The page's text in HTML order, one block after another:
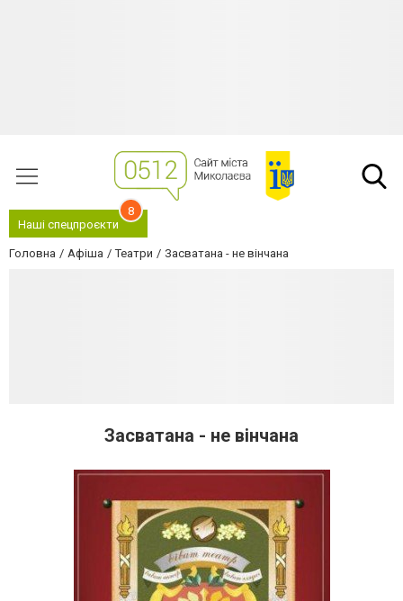
Наші спецпроєкти
8
Головна Афіша Театри Засватана - не вінчана
Засватана - не вінчана